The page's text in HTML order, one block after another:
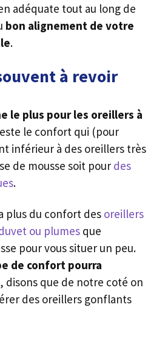
adéquate tout au long de
bon alignement de votre
.
à revoir
le plus pour les oreillers à
le confort qui (pour
inférieur à des oreillers très
de mousse soit pour des
.
plus du confort des oreillers
ou plumes que
pour vous situer un peu.
de confort pourra
, disons que de notre coté on
des oreillers gonflants